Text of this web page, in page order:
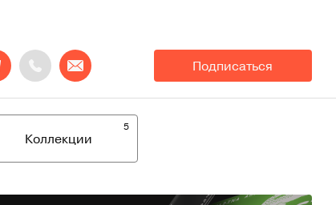
Подписаться
5
Коллекции